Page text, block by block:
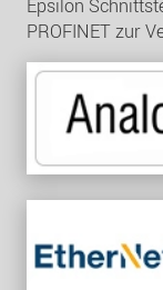
Epsilon
PROFINET zur